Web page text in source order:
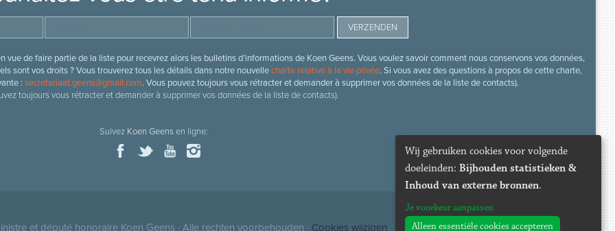
de faire partie de la liste pour recevrez alors les bulletins d’informations de Koen Geens. Vous voulez savoir comment nous conservons vos données,
sont vos droits ? Vous trouverez tous les détails dans notre nouvellecharte relative à la vie privée. Si vous avez des questions à propos de cette charte,
: secretariaat.geens@gmail.com. Vous pouvez toujours vous rétracter et demander à supprimer vos données de la liste de contacts).
toujours vous rétracter et demander à supprimer vos données de la liste de contacts).
Suivez Koen Geensen ligne:
et député honoraire Koen Geens · Alle rechten voorbehouden · Cookies wijzigen
Wij gebruiken cookies voor volgende
doeleinden: Bijhouden statistieken &
Inhoud van externe bronnen.
Je voorkeur aanpassen
Alleen essentiële cookies accepteren